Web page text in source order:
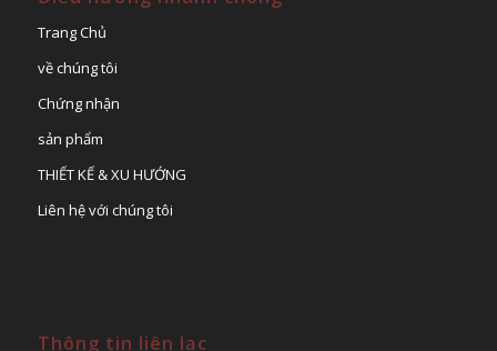
Trang Chủ
về chúng tôi
Chứng nhận
sản phẩm
THIẾT KẾ & XU HƯỚNG
Liên hệ với chúng tôi
Thông tin liên lạc